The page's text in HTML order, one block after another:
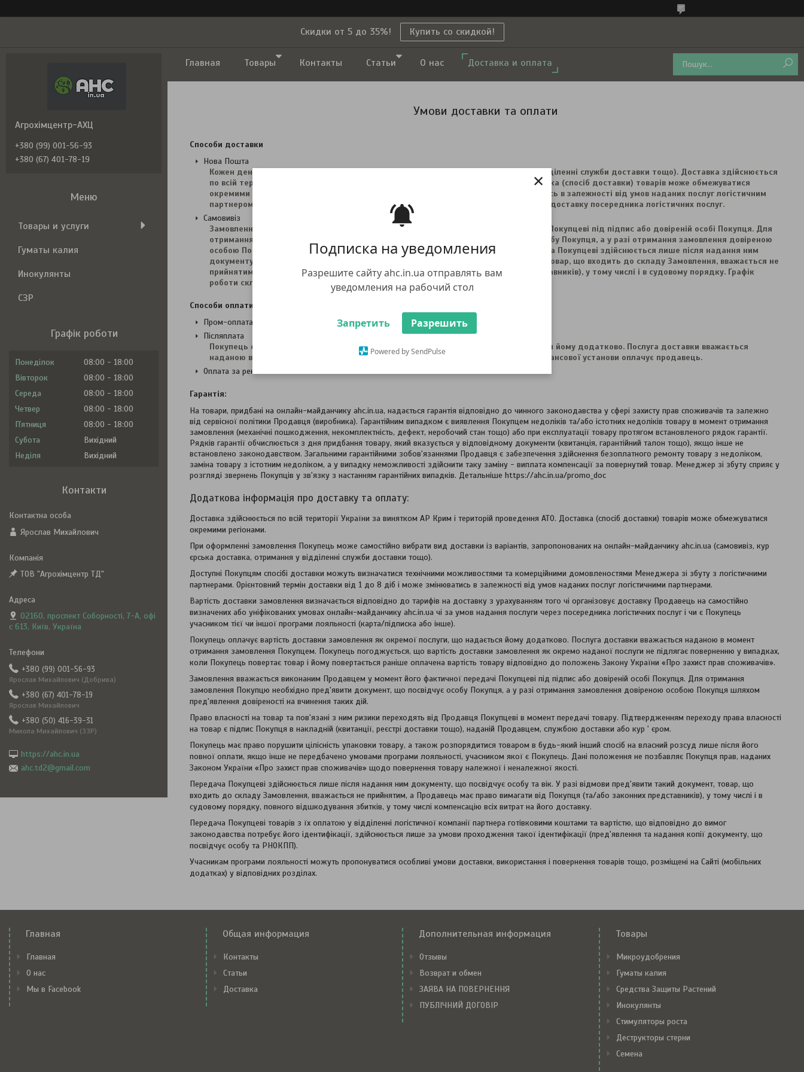
Подписка на уведомления
Разрешите сайту ahc.in.ua отправлять вам
уведомления на рабочий стол
Запретить Разрешить
Powered by SendPulse
×
Скидки от 5 до 35%! Купить со скидкой!
Главная Товары Контакты Статьи О нас Доставка и оплата
Умови доставки та оплати
Способи доставки
Нова Пошта
Кожен день з Понеділка по П'ятому ятницю (кур єрська доставка, отримання у відділенні служби доставки тощо). Доставка здійснюється
по всій території України за винятком АР Крим і територій проведення АТО. Доставка (спосіб доставки) товарів може обмежуватися
окремими регіонами. Орієнтовний термін доставки від 1 до 8 діб і може змінюватись в залежності від умов наданих послуг логістичним
партнером. Вартість доставки замовлення визначається відповідно до тарифів на доставку посередника логістичних послуг.
Самовивіз
Замовлення вважається виконаним Продавцем у момент його фактичної передачі Покупцеві під підпис або довіреній особі Покупця. Для
отримання замовлення Покупцю необхідно пред'явити документ, що посвідчує особу Покупця, а у разі отримання замовлення довіреною
особою Покупця шляхом пред'явлення довіреності на вчинення таких дій. Передача Покупцеві здійснюється лише після надання ним
документу, що посвідчує особу та вік. У разі відмови пред'явити такий документ, товар, що входить до складу Замовлення, вважається не
прийнятим, а Продавець має право вимагати від Покупця (та/або законних представників), у тому числі і в судовому порядку. Графік
роботи складських приміщеннь та їх місцезнаходження може змінюватися.
Способи оплати
Пром-оплата
Післяплата
Покупець оплачує вартість доставки замовлення як окремої послуги, що надається йому додатково. Послуга доставки вважається
наданою в момент отримання замовлення Покупцем. Комісію (від 2%-до 3,8%) Фінансової установи оплачує продавець.
Оплата за реквізитами
Гарантія:
На товари, придбані на онлайн-майданчику ahc.in.ua, надається гарантія відповідно до чинного законодавства у сфері захисту прав споживачів та залежно
від сервісної політики Продавця (виробника). Гарантійним випадком є виявлення Покупцем недоліків та/або істотних недоліків товару в момент отримання
замовлення (механічні пошкодження, некомплектність, дефект, неробочий стан тощо) або при експлуатації товару протягом встановленого рядок гарантії.
Рядків гарантії обчислюється з дня придбання товару, який вказується у відповідному документи (квитанція, гарантійний талон тощо), якщо інше не
встановлено законодавством. Загальними гарантійними зобов'язаннями Продавця є забезпечення здійснення безоплатного ремонту товару з недоліком,
заміна товару з істотним недоліком, а у випадку неможливості здійснити таку заміну - виплата компенсації за повернутий товар. Менеджер зі збуту сприяє у
розгляді звернень Покупців у зв'язку з настанням гарантійних випадків. Детальніше https://ahc.in.ua/promo_doc
Доставка здійснюється по всій території України за винятком АР Крим і територій проведення АТО. Доставка (спосіб доставки) товарів може обмежуватися
окремими регіонами.
При оформленні замовлення Покупець може самостійно вибрати вид доставки із варіантів, запропонованих на онлайн-майданчику ahc.in.ua (самовивіз, кур
єрська доставка, отримання у відділенні служби доставки тощо).
Доступні Покупцям спосібі доставки можуть визначатися технічними можливостями та комерційними домовленостями Менеджера зі збуту з логістичними
партнерами. Орієнтовний термін доставки від 1 до 8 діб і може змінюватись в залежності від умов наданих послуг логістичними партнерами.
Вартість доставки замовлення визначається відповідно до тарифів на доставку з урахуванням того чі організовує доставку Продавець на самостійно
визначених або уніфікованих умовах онлайн-майданчику ahc.in.ua чі за умов надання послуги через посередника логістичних послуг і чи є Покупець
учасником тієї чи іншої програми лояльності (карта/підписка або інше).
Покупець оплачує вартість доставки замовлення як окремої послуги, що надається йому додатково. Послуга доставки вважається наданою в момент
отримання замовлення Покупцем. Покупець погоджується, що вартість доставки замовлення як окремо наданої послуги не підлягає поверненню у випадках,
коли Покупець повертає товар і йому повертається раніше оплачена вартість товару відповідно до положень Закону України «Про захист прав споживачів».
Замовлення вважається виконаним Продавцем у момент його фактичної передачі Покупцеві під підпис або довіреній особі Покупця. Для отримання
замовлення Покупцю необхідно пред'явити документ, що посвідчує особу Покупця, а у разі отримання замовлення довіреною особою Покупця шляхом
пред'явлення довіреності на вчинення таких дій.
Право власності на товар та пов'язані з ним ризики переходять від Продавця Покупцеві в момент передачі товару. Підтвердженням переходу права власності
на товар є підпис Покупця в накладній (квитанції, реєстрі доставки тощо), наданій Продавцем, службою доставки або кур ' єром.
Покупець має право порушити цілісність упаковки товару, а також розпорядитися товаром в будь-який інший спосіб на власний розсуд лише після його
повної оплати, якщо інше не передбачено умовами програми лояльності, учасником якої є Покупець. Дані положення не позбавляє Покупця прав, наданих
Законом України «Про захист прав споживачів» щодо повернення товару належної і неналежної якості.
Передача Покупцеві здійснюється лише після надання ним документу, що посвідчує особу та вік. У разі відмови пред'явити такий документ, товар, що
входить до складу Замовлення, вважається не прийнятим, а Продавець має право вимагати від Покупця (та/або законних представників), у тому числі і в
судовому порядку, повного відшкодування збитків, у тому числі компенсацію всіх витрат на його доставку.
Передача Покупцеві товарів з їх оплатою у відділенні логістичної компанії партнера готівковими коштами та вартістю, що відповідно до вимог
законодавства потребує його ідентифікації, здійснюється лише за умови проходження такої ідентифікації (пред'явлення та надання копії документу, що
посвідчує особу та РНОКПП).
Учасникам програми лояльності можуть пропонуватися особливі умови доставки, використання і повернення товарів тощо, розміщені на Сайті (мобільних
додатках) у відповідних розділах.
Агрохімцентр-АХЦ
+380 (99) 001-56-93
+380 (67) 401-78-19
Товары и услуги
Гуматы калия
Инокулянты
СЗР
Графік роботи
Понеділок 08:00
18:00
Вівторок
08:00
18:00
Середа
08:00
18:00
Четвер
08:00
18:00
Пʼятниця
08:00
18:00
Субота
Вихідний
Неділя
Вихідний
Контакти
Ярослав Михайлович
ТОВ "Агрохімцентр ТД"
02160, проспект Соборності, 7-А, офі
с 613, Київ, Україна
+380 (99) 001-56-93
Ярослав Михайлович (Добрива)
+380 (67) 401-78-19
Ярослав Михайлович
+380 (50) 416-39-31
Микола Михайлович (ЗЗР)
https://ahc.in.ua
ahc.td2@gmail.com
Главная
Главная
О нас
Мы в Facebook
Общая информация
Контакты
Статьи
Доставка
Дополнительная информация
Отзывы
Возврат и обмен
ЗАЯВА НА ПОВЕРНЕННЯ
ПУБЛІЧНИЙ ДОГОВІР
Товары
Микроудобрения
Гуматы калия
Средства Защиты Растений
Инокулянты
Стимуляторы роста
Деструкторы стерни
Семена